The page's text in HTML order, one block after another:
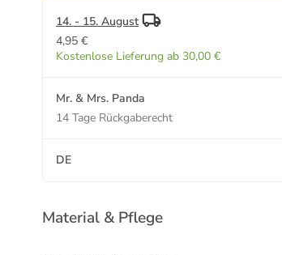
14. - 15. August
4,95 €
Kostenlose Lieferung ab 30,00 €
Mr. & Mrs. Panda
14 Tage Rückgaberecht
DE
Material & Pflege